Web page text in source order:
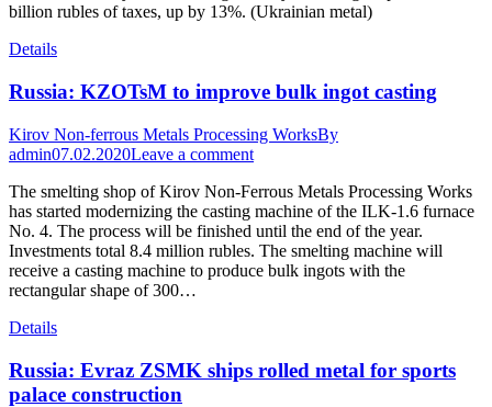
billion rubles of taxes, up by 13%. (Ukrainian metal)
Details
Russia: KZOTsM to improve bulk ingot casting
Kirov Non-ferrous Metals Processing WorksBy
admin07.02.2020Leave a comment
The smelting shop of Kirov Non-Ferrous Metals Processing Works
has started modernizing the casting machine of the ILK-1.6 furnace
No. 4. The process will be finished until the end of the year.
Investments total 8.4 million rubles. The smelting machine will
receive a casting machine to produce bulk ingots with the
rectangular shape of 300…
Details
Russia: Evraz ZSMK ships rolled metal for sports
palace construction